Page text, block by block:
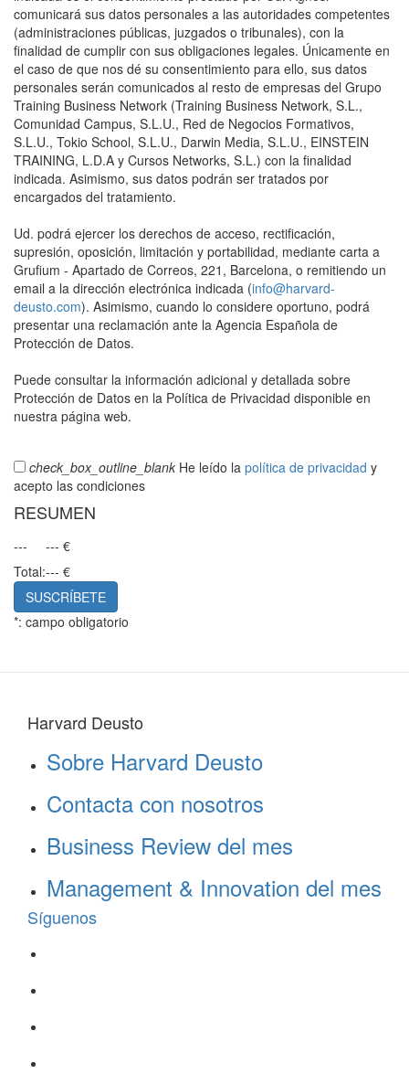
comunicará sus datos personales a las autoridades competentes
(administraciones públicas, juzgados o tribunales), con la
finalidad de cumplir con sus obligaciones legales. Únicamente en
el caso de que nos dé su consentimiento para ello, sus datos
personales serán comunicados al resto de empresas del Grupo
Training Business Network (Training Business Network, S.L.,
Comunidad Campus, S.L.U., Red de Negocios Formativos,
S.L.U., Tokio School, S.L.U., Darwin Media, S.L.U., EINSTEIN
TRAINING, L.D.A y Cursos Networks, S.L.) con la finalidad
indicada. Asimismo, sus datos podrán ser tratados por
encargados del tratamiento.
Ud. podrá ejercer los derechos de acceso, rectificación,
supresión, oposición, limitación y portabilidad, mediante carta a
Grufium - Apartado de Correos, 221, Barcelona, o remitiendo un
email a la dirección electrónica indicada (info@harvard-
deusto.com). Asimismo, cuando lo considere oportuno, podrá
presentar una reclamación ante la Agencia Española de
Protección de Datos.
Puede consultar la información adicional y detallada sobre
Protección de Datos en la Política de Privacidad disponible en
nuestra página web.
check_box_outline_blank He leído la política de privacidad y
acepto las condiciones
RESUMEN
---
--- €
Total:--- €
SUSCRÍBETE
*: campo obligatorio
Harvard Deusto
Sobre Harvard Deusto
Contacta con nosotros
Business Review del mes
Management & Innovation del mes
Síguenos